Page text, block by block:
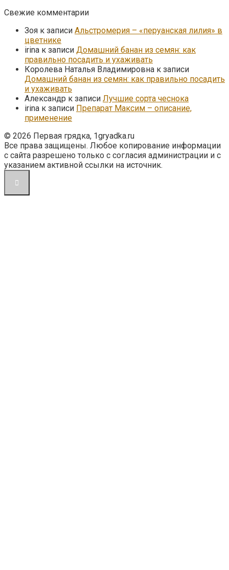
Свежие комментарии
Зоя к записи Альстромерия – «перуанская лилия» в
цветнике
irina к записи Домашний банан из семян: как
правильно посадить и ухаживать
Королева Наталья Владимировна к записи
Домашний банан из семян: как правильно посадить
и ухаживать
Александр к записи Лучшие сорта чеснока
irina к записи Препарат Максим – описание,
применение
© 2026 Первая грядка, 1gryadka.ru
Все права защищены. Любое копирование информации
с сайта разрешено только с согласия администрации и с
указанием активной ссылки на источник.